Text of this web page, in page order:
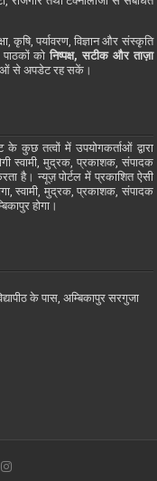
कृषि, पर्यावरण, विज्ञान और संस्कृति
पाठकों कोनिष्पक्ष, सटीक और ताज़ा
से अपडेट रह सकें।
कुछ तत्वों में उपयोगकर्ताओं द्वारा
स्वामी, मुद्रक, प्रकाशक, संपादक
है। न्यूज़ पोर्टल में प्रकाशित ऐसी
स्वामी, मुद्रक, प्रकाशक, संपादक
होगा।
के पास, अम्बिकापुर सरगुजा